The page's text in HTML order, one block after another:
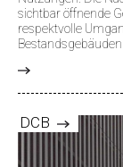
sichtbar öffnende
respektvolle
Bestandsgebäuden.
DCB